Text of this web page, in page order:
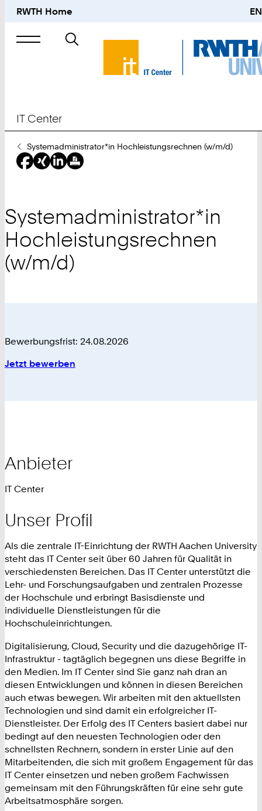
RWTH Home EN
Suche
nach
IT Center
Sie
sind
hier:
Systemadministrator*in Hochleistungsrechnen (w/m/d)
Systemadministrator*in
Hochleistungsrechnen
(w/m/d)
Bewerbungsfrist: 24.08.2026
Jetzt bewerben
Anbieter
IT Center
Unser Profil
Als die zentrale IT-Einrichtung der RWTH Aachen University
steht das IT Center seit über 60 Jahren für Qualität in
verschiedensten Bereichen. Das IT Center unterstützt die
Lehr- und Forschungsaufgaben und zentralen Prozesse
der Hochschule und erbringt Basisdienste und
individuelle Dienstleistungen für die
Hochschuleinrichtungen.
Digitalisierung, Cloud, Security und die dazugehörige IT-
Infrastruktur - tagtäglich begegnen uns diese Begriffe in
den Medien. Im IT Center sind Sie ganz nah dran an
diesen Entwicklungen und können in diesen Bereichen
auch etwas bewegen. Wir arbeiten mit den aktuellsten
Technologien und sind damit ein erfolgreicher IT-
Dienstleister. Der Erfolg des IT Centers basiert dabei nur
bedingt auf den neuesten Technologien oder den
schnellsten Rechnern, sondern in erster Linie auf den
Mitarbeitenden, die sich mit großem Engagement für das
IT Center einsetzen und neben großem Fachwissen
gemeinsam mit den Führungskräften für eine sehr gute
Arbeitsatmosphäre sorgen.